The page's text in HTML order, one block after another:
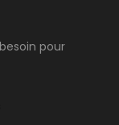
pour